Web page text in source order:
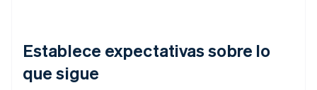
Establece expectativas sobre lo
que sigue